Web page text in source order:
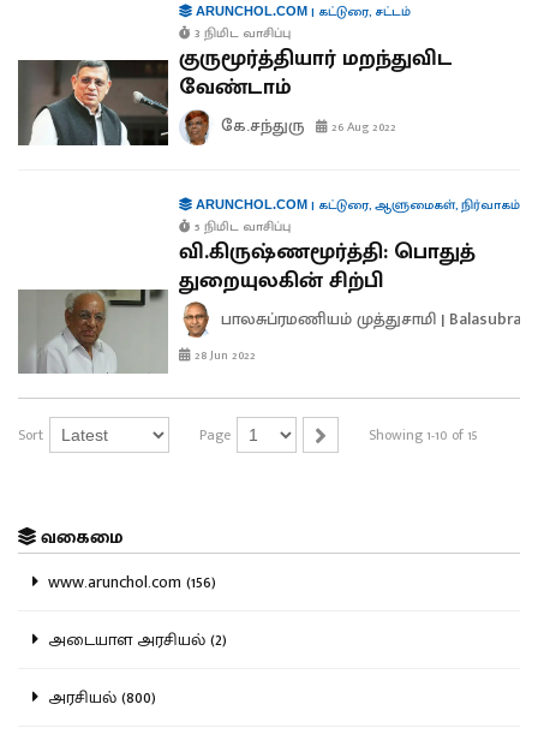
ARUNCHOL.COM| கட்டுரை, சட்டம்
3 நிமிட வாசிப்பு
குருமூர்த்தியார் மறந்துவிட
வேண்டாம்
கே.சந்துரு 26 Aug 2022
ARUNCHOL.COM| கட்டுரை,ஆளுமைகள்,நிர்வாகம்
5 நிமிட வாசிப்பு
வி.கிருஷ்ணமூர்த்தி: பொதுத்
துறையுலகின் சிற்பி
பாலசுப்ரமணியம் முத்துசாமி |
28 Jun 2022
Sort Page Showing 1-10 of 15
வகைமை
www.arunchol.com (156)
அடையாள அரசியல் (2)
அரசியல் (800)